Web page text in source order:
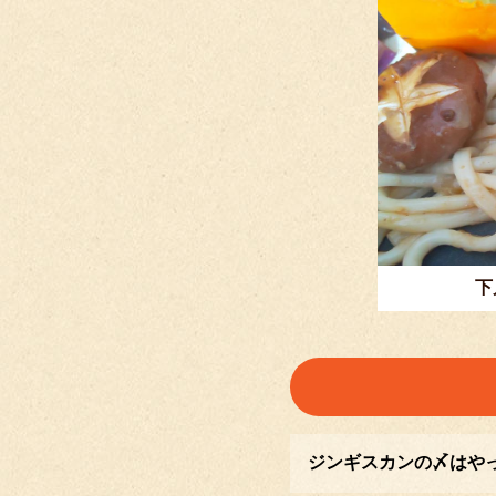
ジンギスカンの〆はや